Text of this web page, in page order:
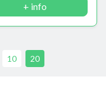
+ info
10 20